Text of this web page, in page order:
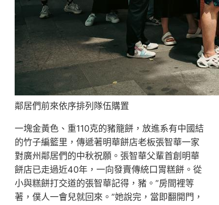
鄰居們前來依序排列隊伍購置
一塊金黃色、重110克的豬籠餅，放進系有中國結
的竹子編籃里，傳遞著明華餅店老板張智華一家
對廣州鄰居們的中秋祝願。張智華父輩首創明華
餅店已走過近40年，一向發賣傳統口胃糕餅。從
小與糕餅打交道的張智華記得，豬。”房間裡等
著，僕人一會兒就回來。”她說完，當即翻開門，